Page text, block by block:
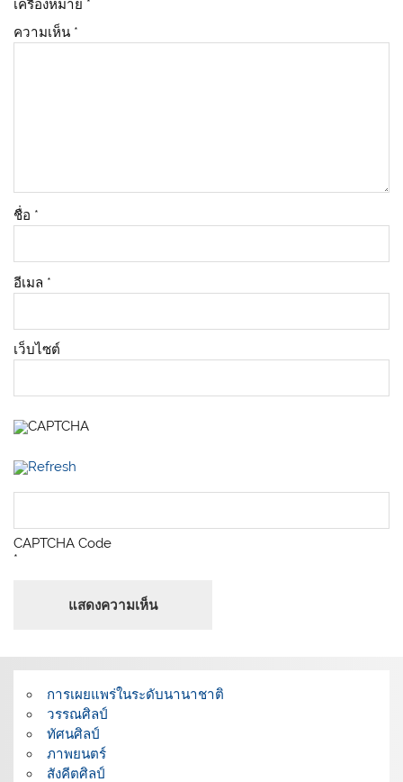
เครื่องหมาย *
ความเห็น *
ชื่อ *
อีเมล *
เว็บไซต์
CAPTCHA Code
*
การเผยแพร่ในระดับนานาชาติ
วรรณศิลป์
ทัศนศิลป์
ภาพยนตร์
สังคีตศิลป์